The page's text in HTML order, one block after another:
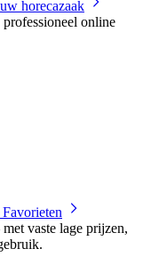
horecazaak
online
vaste lage prijzen,